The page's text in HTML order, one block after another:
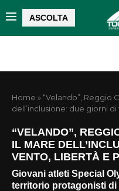
ASCOLTA
Home »“Velando”, Reggio
dell’inclusione: due giorni
“VELANDO”,
IL MARE
VENTO, LIBERTÀ E
Giovani atleti Special
territorio protagonisti di